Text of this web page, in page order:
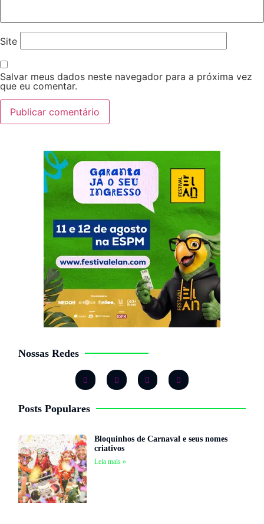
Site
Salvar meus dados neste navegador para a próxima vez
que eu comentar.
Nossas Redes
Posts Populares
Bloquinhos de Carnaval e seus nomes
criativos
Leia mais »